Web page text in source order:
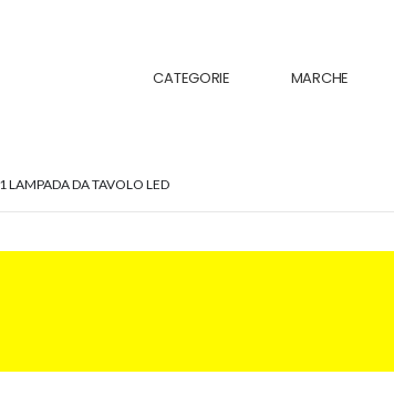
CATEGORIE MARCHE
LAMPADA DA TAVOLO LED